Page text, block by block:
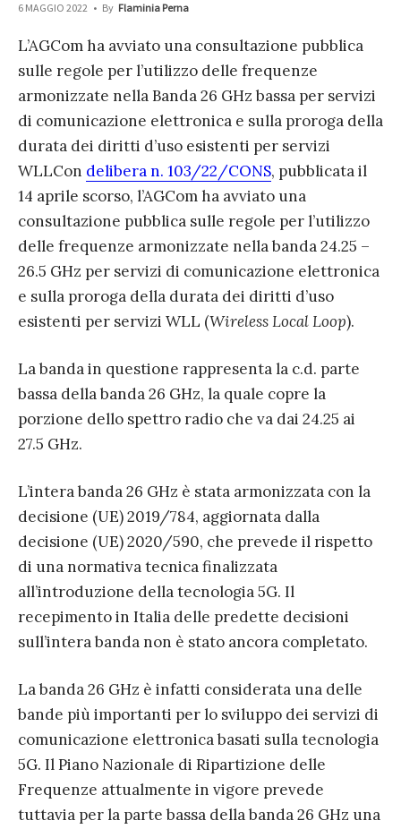
6 MAGGIO 2022 • By Flaminia Perna
L’AGCom ha avviato una consultazione pubblica
sulle regole per l’utilizzo delle frequenze
armonizzate nella Banda 26 GHz bassa per servizi
di comunicazione elettronica e sulla proroga della
durata dei diritti d’uso esistenti per servizi
WLLCon delibera n. 103/22/CONS, pubblicata il
14 aprile scorso, l’AGCom ha avviato una
consultazione pubblica sulle regole per l’utilizzo
delle frequenze armonizzate nella banda 24.25 –
26.5 GHz per servizi di comunicazione elettronica
e sulla proroga della durata dei diritti d’uso
esistenti per servizi WLL (Wireless Local Loop).
La banda in questione rappresenta la c.d. parte
bassa della banda 26 GHz, la quale copre la
porzione dello spettro radio che va dai 24.25 ai
27.5 GHz.
L’intera banda 26 GHz è stata armonizzata con la
decisione (UE) 2019/784, aggiornata dalla
decisione (UE) 2020/590, che prevede il rispetto
di una normativa tecnica finalizzata
all’introduzione della tecnologia 5G. Il
recepimento in Italia delle predette decisioni
sull’intera banda non è stato ancora completato.
La banda 26 GHz è infatti considerata una delle
bande più importanti per lo sviluppo dei servizi di
comunicazione elettronica basati sulla tecnologia
5G. Il Piano Nazionale di Ripartizione delle
Frequenze attualmente in vigore prevede
tuttavia per la parte bassa della banda 26 GHz una